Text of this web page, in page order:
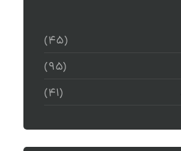
(۴۵)
(۹۵)
(۴۱)